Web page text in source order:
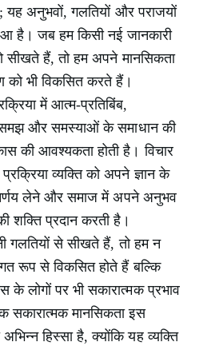
यह अनुभवों, गलतियों और पराजयों
है। जब हम किसी नई जानकारी
सीखते हैं, तो हम अपने मानसिकता
को भी विकसित करते हैं।
में आत्म-प्रतिबिंब,
समझ और समस्याओं के समाधान की
की आवश्यकता होती है। विचार
व्यक्ति को अपने ज्ञान के
लेने और समाज में अपने अनुभव
शक्ति प्रदान करती है।
गलतियों से सीखते हैं, तो हम न
रूप से विकसित होते हैं बल्कि
लोगों पर भी सकारात्मक प्रभाव
सकारात्मक मानसिकता इस
अभिन्न हिस्सा है, क्योंकि यह व्यक्ति